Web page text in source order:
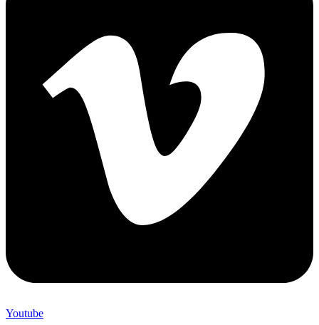
Youtube